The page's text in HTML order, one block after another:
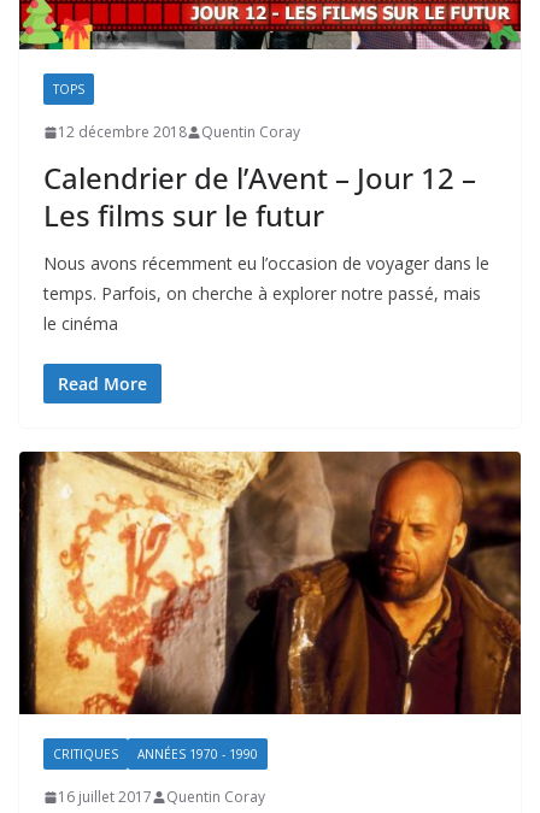
TOPS
12 décembre 2018 Quentin Coray
Calendrier de l’Avent – Jour 12 –
Les films sur le futur
Nous avons récemment eu l’occasion de voyager dans le
temps. Parfois, on cherche à explorer notre passé, mais
le cinéma
Read More
CRITIQUES ANNÉES 1970 - 1990
16 juillet 2017 Quentin Coray